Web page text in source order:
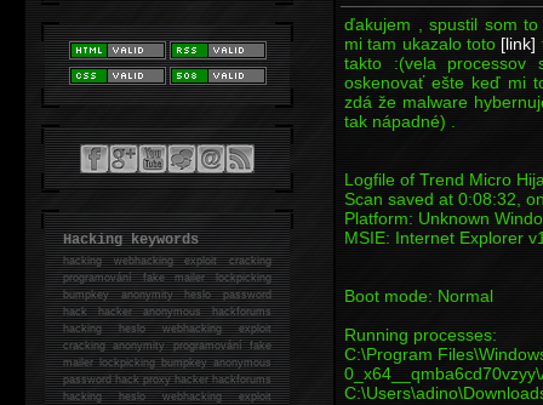
ďakujem , spustil som
mi tam ukazalo toto [link]
takto :(vela
oskenovať ešte keď mi
zdá že malware
tak nápadné) .
Logfile of Trend Micro
Scan saved at 0:08:32,
Platform: Unknown
MSIE: Internet Explorer
Boot mode: Normal
Running processes:
C:\Program
Hacking keywords
hackingwebhacking exploit cracking
programování fake mailer lockpicking
bumpkey anonymity heslo password
hackhacker anonymous hackforums
hackingheslo webhacking exploit
cracking anonymity programování fake
mailer lockpicking bumpkey anonymous
password hack proxy hacker hackforums
hacking heslo webhacking exploit